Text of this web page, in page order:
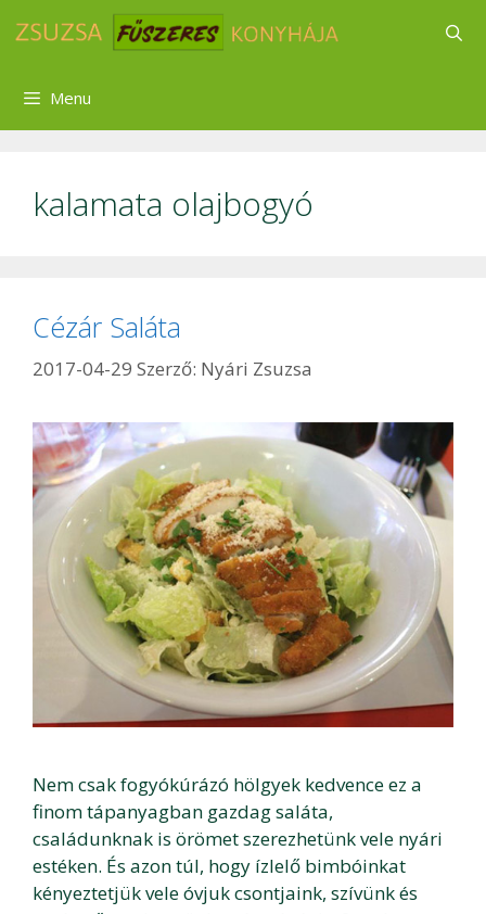
Menu
kalamata olajbogyó
Cézár Saláta
2017-04-29 Szerző: Nyári Zsuzsa
Nem csak fogyókúrázó hölgyek kedvence ez a
finom tápanyagban gazdag saláta,
családunknak is örömet szerezhetünk vele nyári
estéken. És azon túl, hogy ízlelő bimbóinkat
kényeztetjük vele óvjuk csontjaink, szívünk és